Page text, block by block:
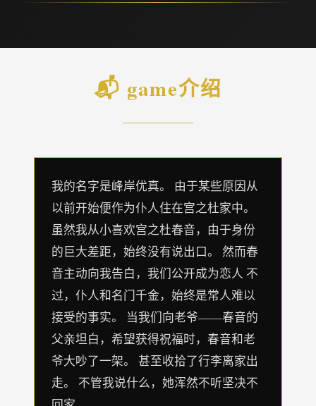
📬 game介绍
我的名字是峰岸优真。 由于某些原因从
以前开始便作为仆人住在宫之杜家中。
虽然我从小喜欢宫之杜春音，由于身份
的巨大差距，始终没有说出口。 然而春
音主动向我告白，我们公开成为恋人 不
过，仆人和名门千金，始终是常人难以
接受的事实。 当我们向老爷——春音的
父亲坦白，希望获得祝福时，春音和老
爷大吵了一架。 甚至收拾了行李离家出
走。 不管我说什么，她浑然不听坚决不